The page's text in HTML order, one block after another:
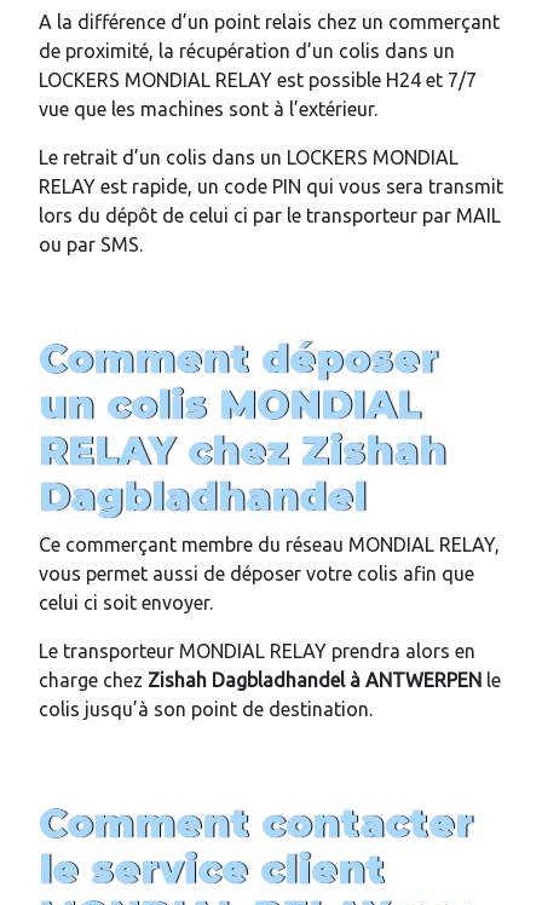
A la différence d’un point relais chez un commerçant
de proximité, la récupération d’un colis dans un
LOCKERS MONDIAL RELAY est possible H24 et 7/7
vue que les machines sont à l’extérieur.
Le retrait d’un colis dans un LOCKERS MONDIAL
RELAY est rapide, un code PIN qui vous sera transmit
lors du dépôt de celui ci par le transporteur par MAIL
ou par SMS.
Comment déposer
un colis MONDIAL
RELAY chez Zishah
Dagbladhandel
Ce commerçant membre du réseau MONDIAL RELAY,
vous permet aussi de déposer votre colis afin que
celui ci soit envoyer.
Le transporteur MONDIAL RELAY prendra alors en
charge chez Zishah Dagbladhandelà ANTWERPEN le
colis jusqu’à son point de destination.
Comment contacter
le service client